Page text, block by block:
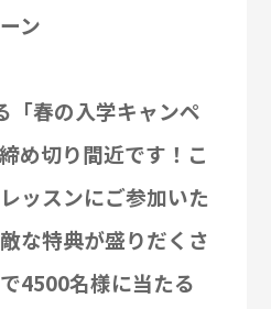
ン
「春の入学キャンペ
め切り間近です！ こ
ッスンにご参加いた
な特典が盛りだくさ
4500名様に当たる